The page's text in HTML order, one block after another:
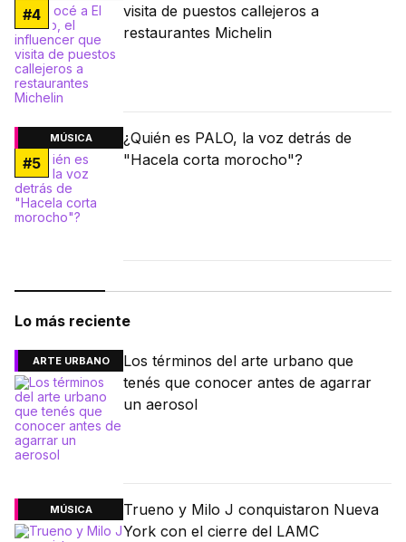
#4
visita de puestos callejeros a
restaurantes Michelin
MÚSICA
#5
¿Quién es PALO, la voz detrás de
"Hacela corta morocho"?
Lo más reciente
ARTE URBANO
Los términos del arte urbano que
tenés que conocer antes de agarrar
un aerosol
MÚSICA
Trueno y Milo J conquistaron Nueva
York con el cierre del LAMC